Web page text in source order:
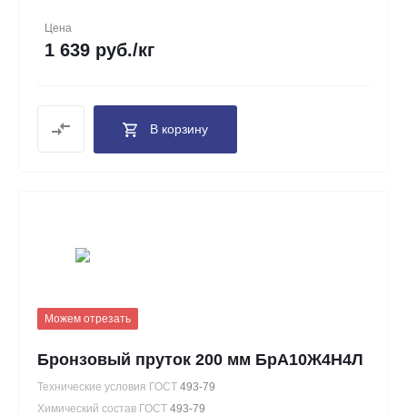
Цена
1 639 руб./кг
В корзину
Можем отрезать
Бронзовый пруток 200 мм БрА10Ж4Н4Л
Технические условия ГОСТ 493-79
Химический состав ГОСТ 493-79